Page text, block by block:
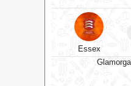
Essex